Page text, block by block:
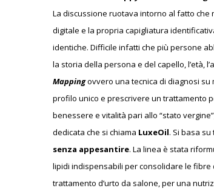
La discussione ruotava intorno al fatto che
digitale e la propria capigliatura
identiche. Difficile infatti che più persone
la storia della persona e del capello, l’età,
Mappingovvero una tecnica di diagnosi su
profilo unico e prescrivere un trattamento
benessere e vitalità pari allo “stato
dedicata che si chiama LuxeOil. Si basa
senza appesantire. La linea è stata
lipidi indispensabili per consolidare le
trattamento d’urto da salone, per una